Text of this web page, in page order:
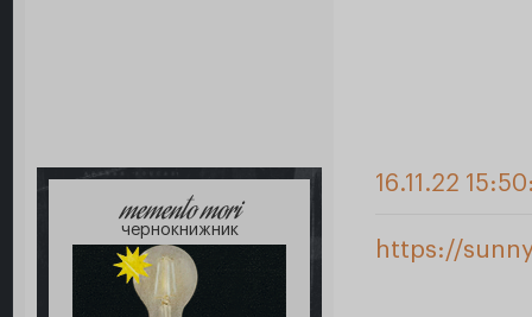
memento mori
чернокнижник
16.11.22
https://